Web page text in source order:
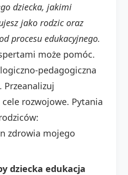
dziecka, jakimi
jako rodzic oraz
procesu edukacyjnego.
może pomóc.
pedagogiczna
Przeanalizuj
rozwojowe. Pytania
zdrowia mojego
dziecka edukacja